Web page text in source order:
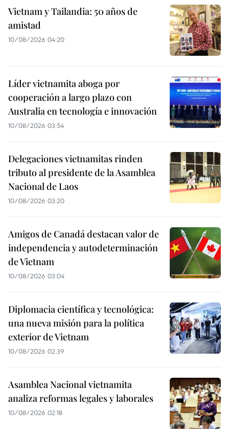
Vietnam y Tailandia: 50 años de
amistad
10/08/2026 04:20
Líder vietnamita aboga por
cooperación a largo plazo con
Australia en tecnología e innovación
10/08/2026 03:54
Delegaciones vietnamitas rinden
tributo al presidente de la Asamblea
Nacional de Laos
10/08/2026 03:20
Amigos de Canadá destacan valor de
independencia y autodeterminación
de Vietnam
10/08/2026 03:04
Diplomacia científica y tecnológica:
una nueva misión para la política
exterior de Vietnam
10/08/2026 02:39
Asamblea Nacional vietnamita
analiza reformas legales y laborales
10/08/2026 02:18